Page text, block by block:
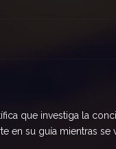
que investiga la
en su guía mientras se